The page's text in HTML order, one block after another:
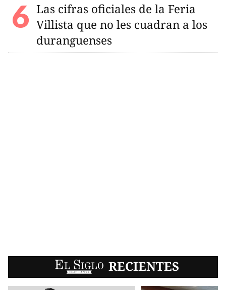
Las cifras oficiales de la Feria
Villista que no les cuadran a los
duranguenses
EL SIGLO RECIENTES